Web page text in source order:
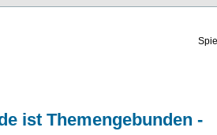
ist Themengebunden -